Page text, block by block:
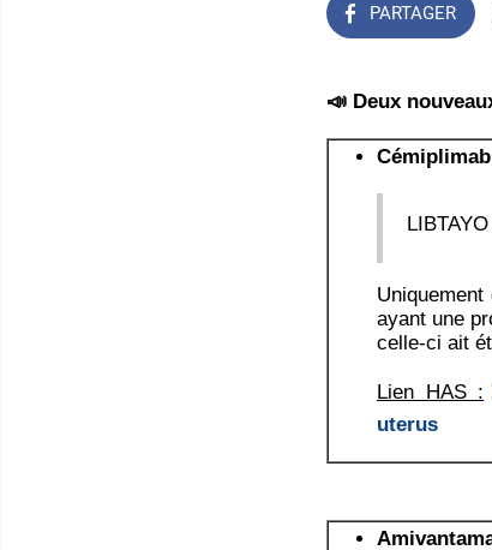
PARTAGER
📣 Deux
Cémiplimab
ayant une
celle-ci ait
Lien HAS :
uterus